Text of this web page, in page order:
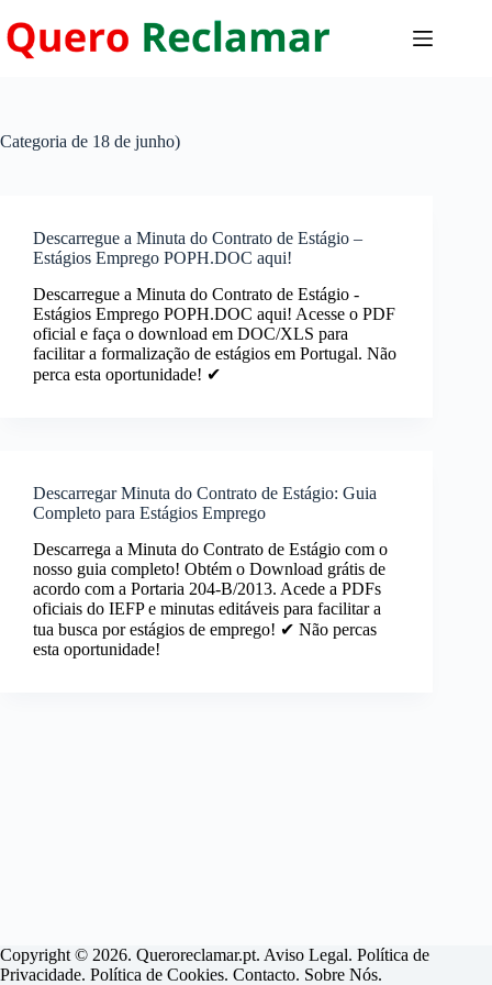
para
o
Categoria de 18 de junho)
Descarregue a Minuta do Contrato de Estágio –
Estágios Emprego POPH.DOC aqui!
Descarregue a Minuta do Contrato de Estágio -
Estágios Emprego POPH.DOC aqui! Acesse o PDF
oficial e faça o download em DOC/XLS para
facilitar a formalização de estágios em Portugal. Não
perca esta oportunidade! ✔
Descarregar Minuta do Contrato de Estágio: Guia
Completo para Estágios Emprego
Descarrega a Minuta do Contrato de Estágio com o
nosso guia completo! Obtém o Download grátis de
acordo com a Portaria 204-B/2013. Acede a PDFs
oficiais do IEFP e minutas editáveis para facilitar a
tua busca por estágios de emprego! ✔ Não percas
esta oportunidade!
Copyright © 2026. Queroreclamar.pt. Aviso Legal. Política de
Privacidade. Política de Cookies. Contacto. Sobre Nós.